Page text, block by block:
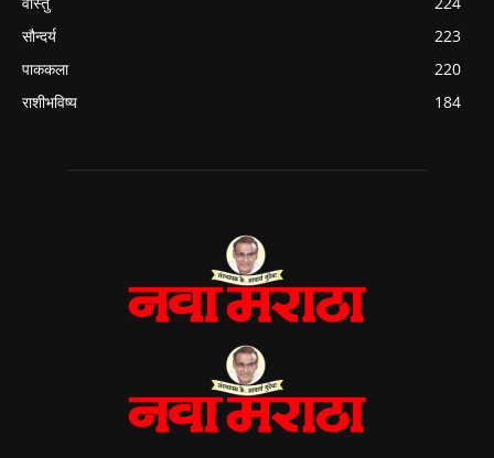
सौन्दर्य
223
पाककला
220
राशीभविष्य
184